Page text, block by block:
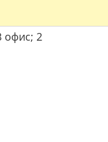
офис; 2